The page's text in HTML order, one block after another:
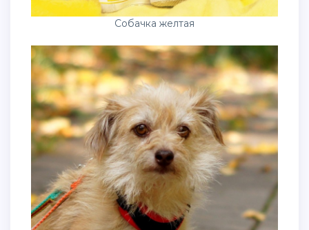
Собачка желтая